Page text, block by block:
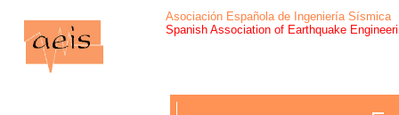
Asociación Española de Ingeniería Sísmica
Spanish Association of Earthquake